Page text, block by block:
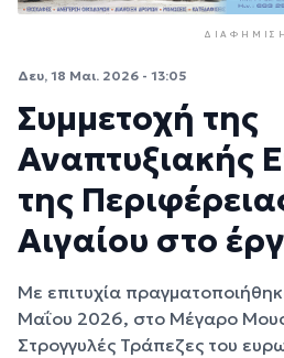
ΔΙΑΦΉΜΙΣΗ
Δευ, 18 Μαι. 2026 - 13:05
Συμμετοχή της
Αναπτυξιακής
της
Αιγαίου στο
Με επιτυχία
Μαΐου 2026, στο Μέγαρο
Στρογγυλές Τράπεζες του